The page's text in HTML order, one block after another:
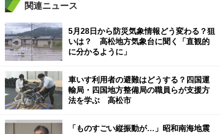
関連ニュース
5月28日から防災気象情報どう変わる？狙
いは？ 高松地方気象台に聞く「直観的
に分かるように」
車いす利用者の避難はどうする？四国運
輸局・四国地方整備局の職員らが支援方
法を学ぶ 高松市
「ものすごい縦振動が…」昭和南海地震